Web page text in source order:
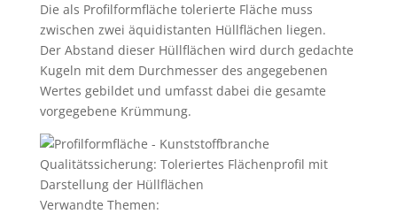
Die als Profilformfläche tolerierte Fläche muss
zwischen zwei äquidistanten Hüllflächen liegen.
Der Abstand dieser Hüllflächen wird durch gedachte
Kugeln mit dem Durchmesser des angegebenen
Wertes gebildet und umfasst dabei die gesamte
vorgegebene Krümmung.
Qualitätssicherung: Toleriertes Flächenprofil mit
Darstellung der Hüllflächen
Verwandte Themen: